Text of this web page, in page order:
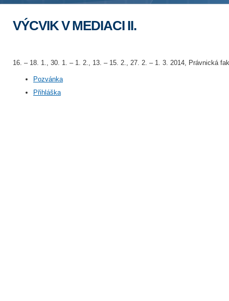
VÝCVIK V MEDIACI II.
16. – 18. 1., 30. 1. – 1. 2., 13. – 15. 2., 27. 2. – 1. 3. 2014, Právnická
Pozvánka
Přihláška